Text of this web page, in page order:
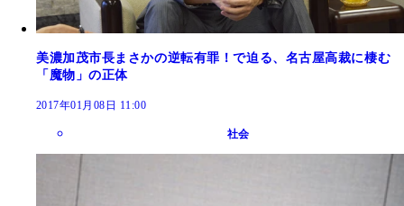
美濃加茂市長まさかの逆転有罪！で迫る、名古屋高裁に棲む
「魔物」の正体
2017年01月08日 11:00
社会